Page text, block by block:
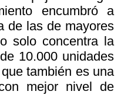
encumbró a
de las de mayores
solo concentra la
10.000 unidades
también es una
mejor nivel de